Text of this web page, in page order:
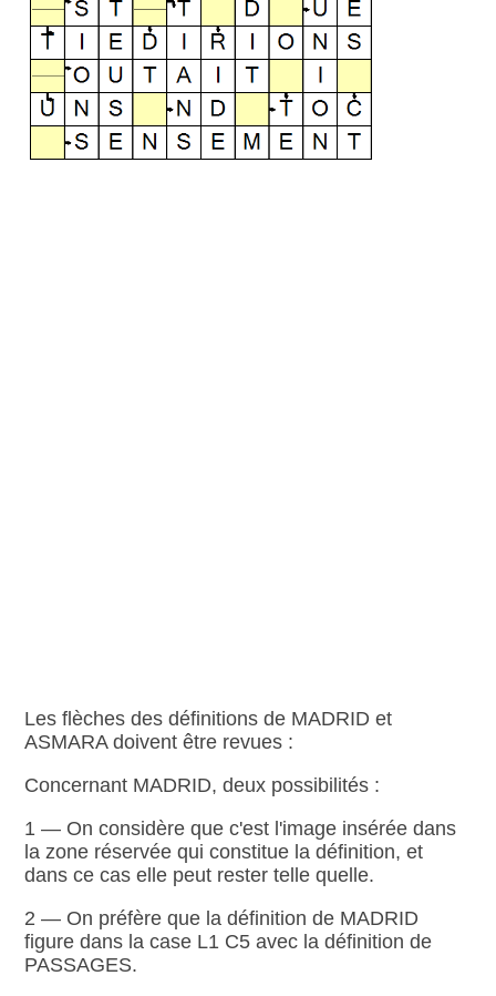
Les flèches des définitions de MADRID et
ASMARA doivent être revues :
Concernant MADRID, deux possibilités :
1 — On considère que c'est l'image insérée dans
la zone réservée qui constitue la définition, et
dans ce cas elle peut rester telle quelle.
2 — On préfère que la définition de MADRID
figure dans la case L1 C5 avec la définition de
PASSAGES.